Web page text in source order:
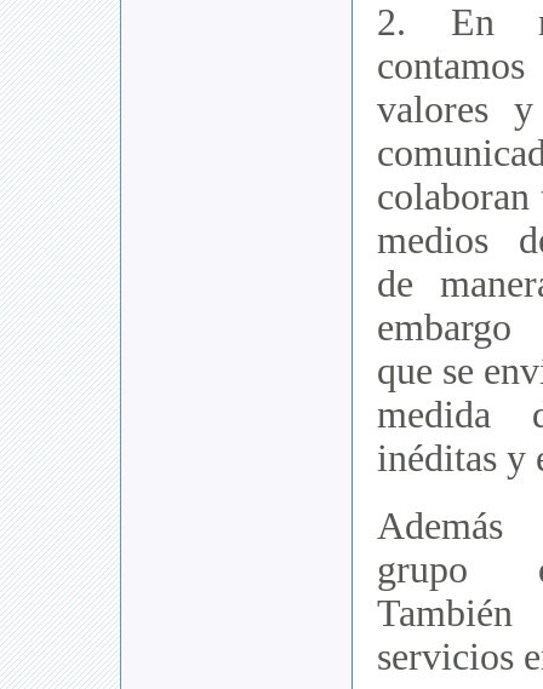
2. En
valores y
medios
de
embargo
que se
medida
inéditas y
grupo
servicios